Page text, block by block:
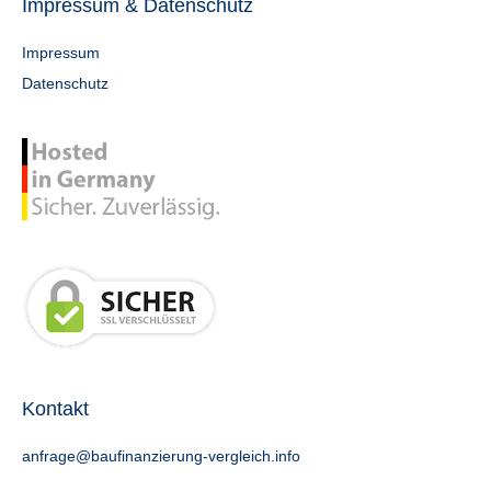
Impressum & Datenschutz
Impressum
Datenschutz
Kontakt
anfrage@baufinanzierung-vergleich.info